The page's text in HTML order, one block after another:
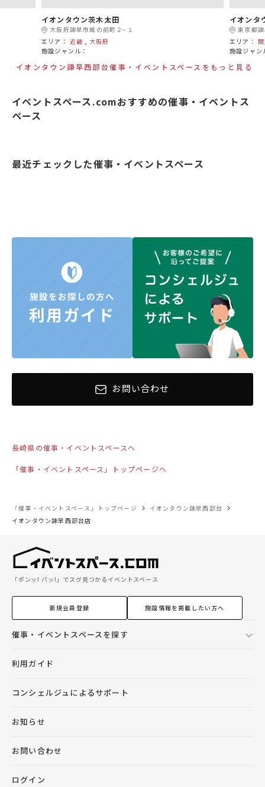
イオンタウン茨木太田
大阪府諫早市城の前町２−１
エリア： 近畿
大阪府
施設ジャンル：
イオンタ
東京都
エリア：
施設ジャン
イオンタウン諫早西部台催事・イベントスペースをもっと見る
イベントスペース.comおすすめの催事・イベントス
ペース
最近チェックした催事・イベントスペース
お問い合わせ
長崎県の催事・イベントスペースへ
「催事・イベントスペース」トップページへ
「催事・イベントスペース」トップページ
イオンタウン諫早西部台
イオンタウン諫早西部台店
「ポンッ! パッ!」でスグ見つかるイベントスペース
新規会員登録 施設情報を掲載したい方へ
催事・イベントスペースを探す
利用ガイド
コンシェルジュによるサポート
お知らせ
お問い合わせ
ログイン